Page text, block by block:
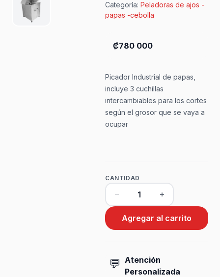
Categoría: Peladoras de ajos -
papas -cebolla
₡780 000
Picador Industrial de papas,
incluye 3 cuchillas
intercambiables para los cortes
según el grosor que se vaya a
ocupar
CANTIDAD
Agregar al carrito
💬 Atención
Personalizada